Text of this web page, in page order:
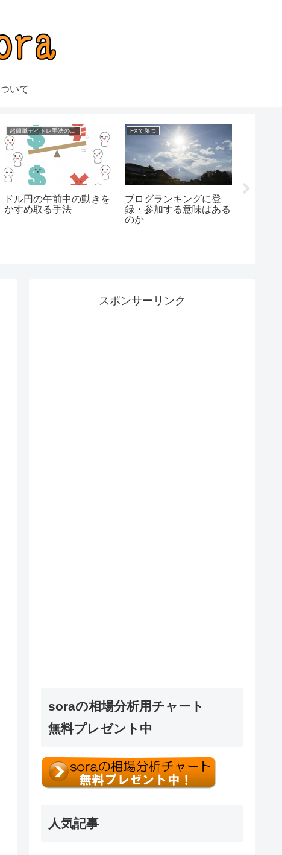
いて
超簡単デイトレ手法の成績
ドル円の午前中の動きを
かすめ取る手法
FXで勝つ
ブログランキングに登
録・参加する意味はある
のか
スポンサーリンク
soraの相場分析用チャート
無料プレゼント中
人気記事